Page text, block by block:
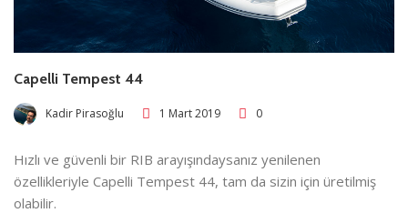
Capelli Tempest 44
Kadir Pirasoğlu 1 Mart 2019 0
Hızlı ve güvenli bir RIB arayışındaysanız yenilenen
özellikleriyle Capelli Tempest 44, tam da sizin için üretilmiş
olabilir.